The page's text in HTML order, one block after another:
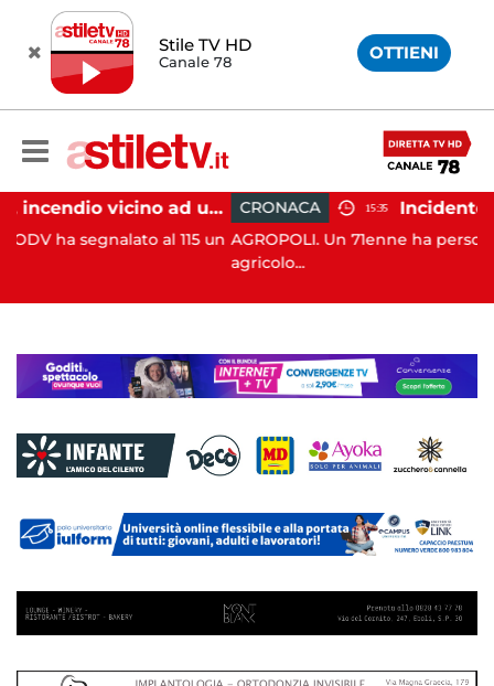
Stile TV HD
Canale 78 OTTIENI
Salerno, incendio vicino ad un traliccio: tempestivi i soccorsi
al 115 un
CRONACA 15:35
AGROPOLI. Un 71enne ha perso la vita in un